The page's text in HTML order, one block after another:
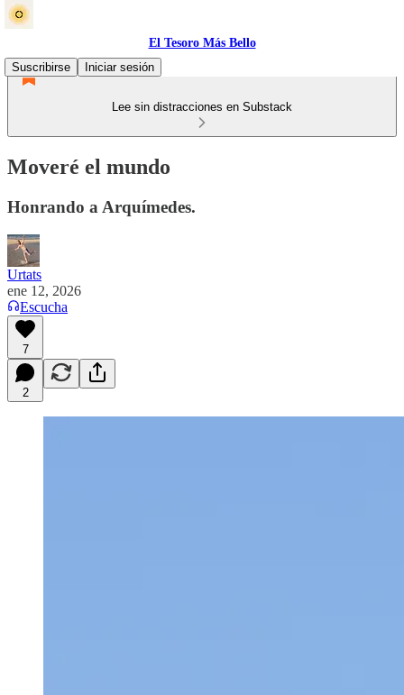
El Tesoro Más Bello
Suscribirse
Iniciar sesión
Lee sin distracciones en Substack
Moveré el mundo
Honrando a Arquímedes.
Urtats
ene 12, 2026
Escucha
7
2